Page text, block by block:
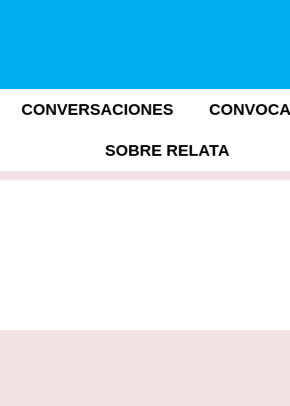
CONVERSACIONES
SOBRE RELATA